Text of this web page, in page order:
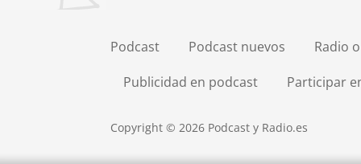
Podcast Podcast nuevos
Radio
Publicidad en podcast
Participar
Copyright © 2026 Podcast y Radio.es